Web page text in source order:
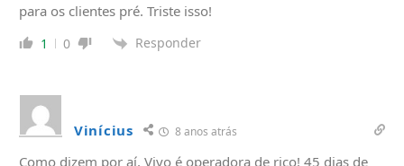
para os clientes pré. Triste isso!
1 0 Responder
Vinícius 8 anos atrás
Como dizem por aí, Vivo é operadora de rico! 45 dias de